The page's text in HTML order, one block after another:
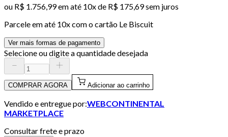
ou R$ 1.756,99em até 10x de R$ 175,69 sem juros
Parcele em até 10x com o cartão Le Biscuit
Ver mais formas de pagamento
Selecione ou digite a quantidade desejada
COMPRAR AGORA Adicionar ao carrinho
Vendido e entregue por:WEBCONTINENTAL
MARKETPLACE
Consultar frete e prazo